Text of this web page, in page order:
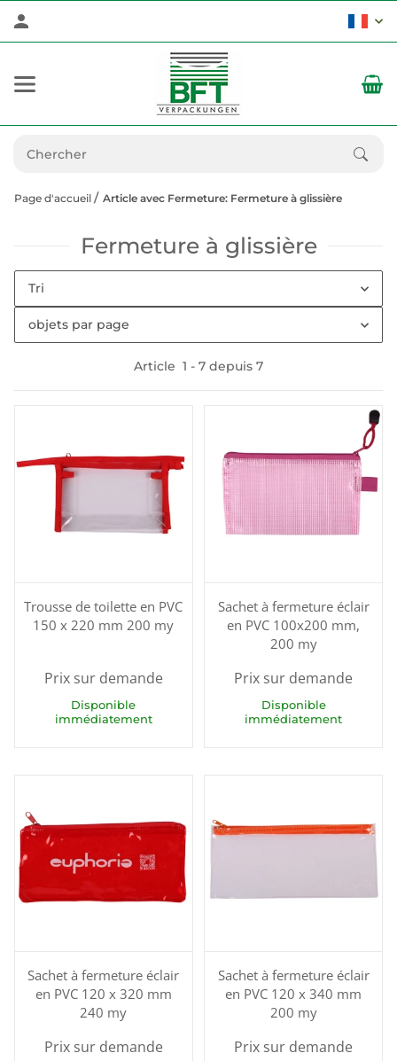
Page d'accueil Article avec Fermeture: Fermeture à glissière
Fermeture à glissière
Tri
objets par page
Article 1 - 7 depuis 7
Trousse de toilette en PVC
150 x 220 mm 200 my
Prix sur demande
Disponible
immédiatement
Sachet à fermeture éclair
en PVC 100x200 mm,
200 my
Prix sur demande
Disponible
immédiatement
Sachet à fermeture éclair
en PVC 120 x 320 mm
240 my
Prix sur demande
Sachet à fermeture éclair
en PVC 120 x 340 mm
200 my
Prix sur demande